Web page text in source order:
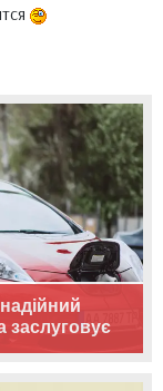
заслуговує